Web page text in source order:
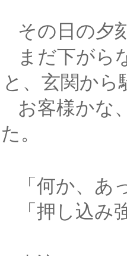
夕刻
ない熱に
、玄関か
と思っ
。
ったの
強盗だ